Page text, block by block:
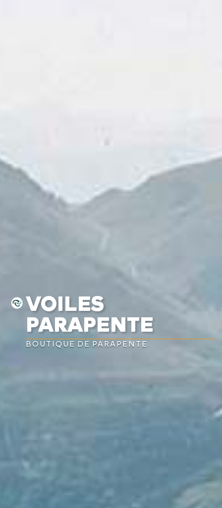
VOILES
PARAPENTE
BOUTIQUE DE PARAPENTE